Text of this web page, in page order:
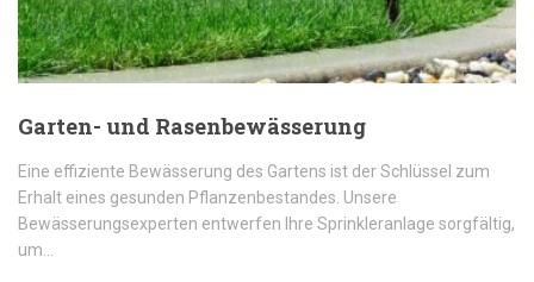
Garten- und Rasenbewässerung
Eine effiziente Bewässerung des Gartens ist der Schlüssel zum
Erhalt eines gesunden Pflanzenbestandes. Unsere
Bewässerungsexperten entwerfen Ihre Sprinkleranlage sorgfältig,
um…